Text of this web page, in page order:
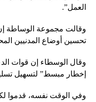
العمل”.
وقالت مجموعة الوساطة
تحسين أوضاع المدنيين
وقال الوسطاء إن قوات
إخطار مبسط” لتسهيل
وفي الوقت نفسه، قدموا